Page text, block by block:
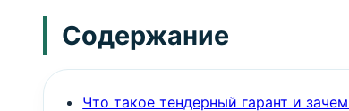
Содержание
Что такое тендерный гарант и